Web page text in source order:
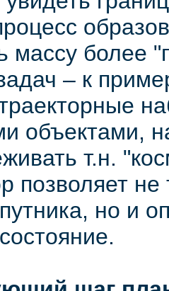
массу более
– к
объектами,
т.н.
позволяет не
но и